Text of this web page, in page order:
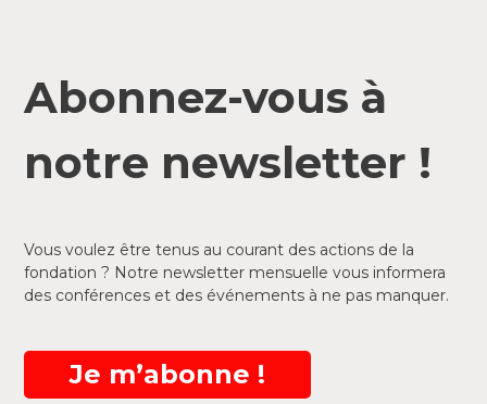
Abonnez-vous à
notre newsletter !
Vous voulez être tenus au courant des actions de la
fondation ? Notre newsletter mensuelle vous informera
des conférences et des événements à ne pas manquer.
Je m’abonne !